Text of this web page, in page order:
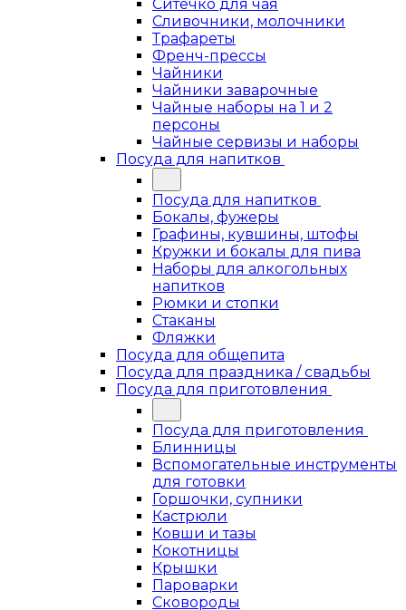
Ситечко для чая
Сливочники, молочники
Трафареты
Френч-прессы
Чайники
Чайники заварочные
Чайные наборы на 1 и 2
персоны
Чайные сервизы и наборы
Посуда для напитков
Посуда для напитков
Бокалы, фужеры
Графины, кувшины, штофы
Кружки и бокалы для пива
Наборы для алкогольных
напитков
Рюмки и стопки
Стаканы
Фляжки
Посуда для общепита
Посуда для праздника / свадьбы
Посуда для приготовления
Посуда для приготовления
Блинницы
Вспомогательные инструменты
для готовки
Горшочки, супники
Кастрюли
Ковши и тазы
Кокотницы
Крышки
Пароварки
Сковороды